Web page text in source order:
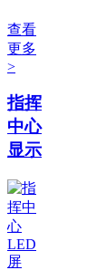
查看
更多
>
指挥
中心
显示